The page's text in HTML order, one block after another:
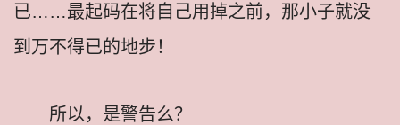
已……最起码在将自己用掉之前，那小子就没
到万不得已的地步！
所以，是警告么？